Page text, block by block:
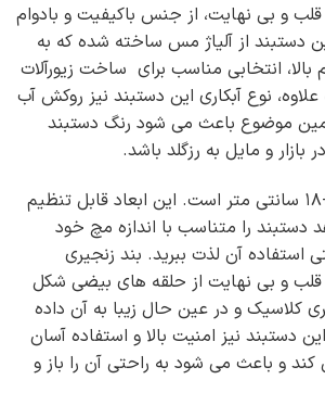
قلب و بی نهایت، از جنس باکیفیت و بادوام
دستبند از آلیاژ مس ساخته شده که به
انتخابی مناسب برای ساخت زیورآلات
نوع آبکاری این دستبند نیز روکش آب
همین موضوع باعث می شود رنگ دستبند
و مایل به رزگلد باشد.
طول این دستبند ۳+۱۸ سانتی متر است. این ابعاد قابل تنظیم
دستبند را متناسب با اندازه مچ خود
استفاده آن لذت ببرید. بند زنجیری
قلب و بی نهایت از حلقه های بیضی شکل
کلاسیک و در عین حال زیبا به آن داده
دستبند نیز امنیت بالا و استفاده آسان
کند و باعث می شود به راحتی آن را باز و